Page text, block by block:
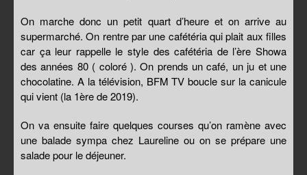
On marche donc un petit quart d’heure et on arrive au
supermarché. On rentre par une cafétéria qui plait aux filles
car ça leur rappelle le style des cafétéria de l’ère Showa
des années 80 ( coloré ). On prends un café, un ju et une
chocolatine. A la télévision, BFM TV boucle sur la canicule
qui vient (la 1ère de 2019).
On va ensuite faire quelques courses qu’on ramène avec
une balade sympa chez Laureline ou on se prépare une
salade pour le déjeuner.